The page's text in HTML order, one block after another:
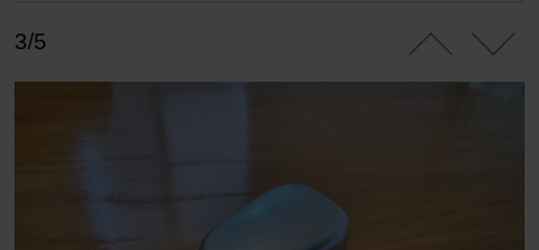
3/5